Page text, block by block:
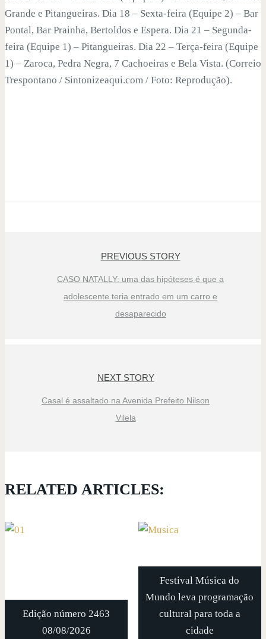
Grande e Pitangueiras. Dia 18 – Sexta-feira (Equipe 2) – Bar
Pontal, Bar Prainha, Bertoldos e Espera. Dia 21 – Segunda-
feira (Equipe 1) – Pitangueiras. Dia 22 – Terça-feira (Equipe
1) – Zaroca, Pedra Negra, 7 Cachoeiras e Bela Vista. (Correio
Trespontano / Sintonizeaqui.com / Foto: Reprodução).
PREVIOUS STORY
CASO NATALLY: uma das hipóteses é que a
adolescente teria entrado em um carro e
desaparecido
NEXT STORY
Casal é assaltado na Avenida Prefeito Nilson
Vilela
RELATED ARTICLES:
Edição número 2463
08/08/2026
Festival Música do
Mundo leva programação
cultural para toda a
cidade